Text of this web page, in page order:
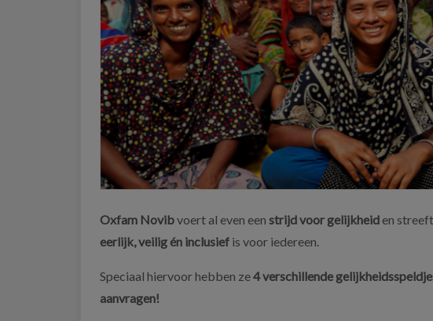
Oxfam Novibvoert al even een strijd voor gelijkheid en
eerlijk, veilig én inclusief is voor iedereen.
Speciaal hiervoor hebben ze4 verschillende
aanvragen!